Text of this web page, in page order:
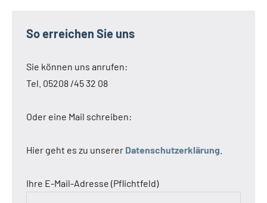
So erreichen Sie uns
Sie können uns anrufen:
Tel. 05208 /45 32 08
Oder eine Mail schreiben:
Hier geht es zu unserer Datenschutzerklärung
Ihre E-Mail-Adresse (Pflichtfeld)